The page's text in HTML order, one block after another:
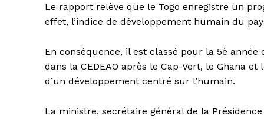
Le rapport relève que le Togo enregistre un
effet, l’indice de développement humain du
En conséquence, il est classé pour la 5è année
dans la CEDEAO après le Cap-Vert, le Ghana
d’un développement centré sur l’humain.
La ministre, secrétaire général de la